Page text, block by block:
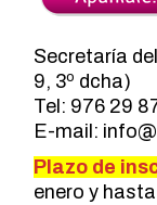
Secretaría
9, 3º dcha)
Tel: 976 29
E-mail:
Plazo de
enero y